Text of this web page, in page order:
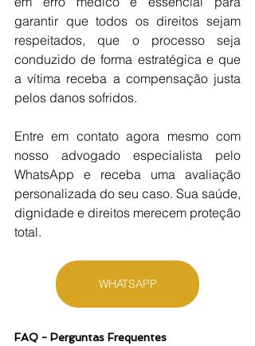
garantir que todos os direitos sejam
respeitados, que o processo seja
conduzido de forma estratégica e que
a vítima receba a compensação justa
pelos danos sofridos.
Entre em contato agora mesmo com
nosso advogado especialista pelo
WhatsApp e receba uma avaliação
personalizada do seu caso. Sua saúde,
dignidade e direitos merecem proteção
total.
WHATSAPP
FAQ - Perguntas Frequentes